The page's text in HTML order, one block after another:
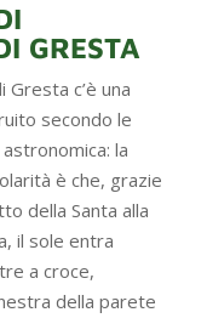
GRESTA
Gresta c’è una
secondo le
la
è che, grazie
della Santa alla
il sole entra
a croce,
della parete